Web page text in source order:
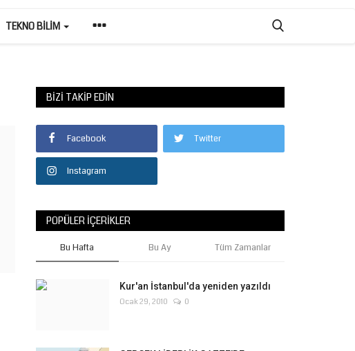
TEKNO BILIM
BIZI TAKIP EDIN
Facebook Twitter
Instagram
POPÜLER İÇERIKLER
Bu Hafta Bu Ay Tüm Zamanlar
Kur'an İstanbul'da yeniden yazıldı
Ocak 29, 2010 0